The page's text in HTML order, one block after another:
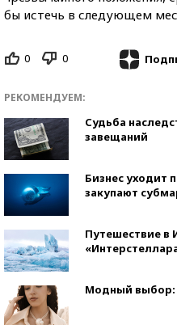
бы истечь в следующем
0 0
РЕКОМЕНДУЕМ:
Судьба
завещаний
Бизнес уходит
закупают
Путешествие в
Модный выбор: